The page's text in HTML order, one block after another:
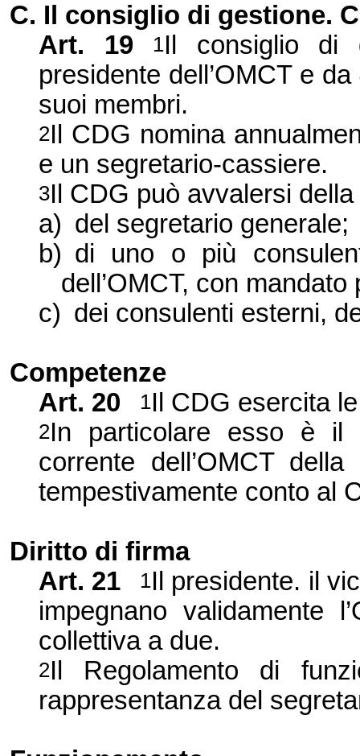
C. Il consiglio di gestione.
Art. 19
1Il consiglio di
presidente dell’OMCT e
suoi membri.
2Il CDG nomina
e un segretario-cassiere.
3Il CDG può avvalersi
a) del segretario generale;
b) di uno o più
dell’OMCT, con mandato
c) dei consulenti esterni,
Competenze
Art. 20
1Il CDG esercita
2In particolare esso è il
corrente dell’OMCT
tempestivamente conto al
Diritto di firma
Art. 21
1Il presidente. il
impegnano validamente
collettiva a due.
2Il Regolamento di
rappresentanza del